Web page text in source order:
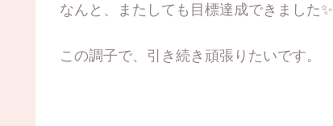
なんと、またしても目標達成できました✨
この調子で、引き続き頑張りたいです。